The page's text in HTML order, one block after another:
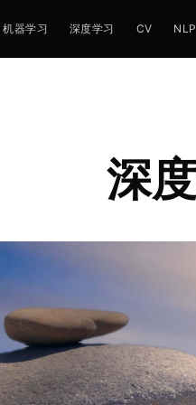
机器学习 深度学习 CV NLP
深